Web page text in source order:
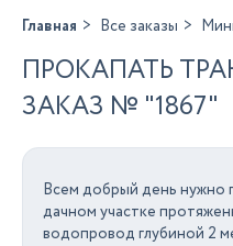
Главная Все заказы
ПРОКАПАТЬ
ЗАКАЗ № "1867"
Всем добрый день нужно
дачном участке
водопровод глубиной 2